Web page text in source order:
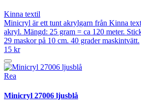
Kinna textil
Minicryl är ett tunt akrylgarn från Kinna
akryl. Mängd: 25 gram = ca 120 meter.
29 maskor på 10 cm. 40 grader maskintvätt.
15 kr
Rea
Minicryl 27006 ljusblå